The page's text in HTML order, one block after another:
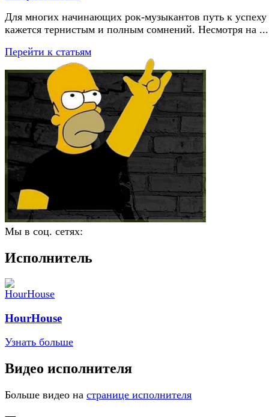
Для многих начинающих рок-музыкантов путь к успеху
кажется тернистым и полным сомнений. Несмотря на ...
Перейти к статьям
Мы в соц. сетях:
Исполнитель
HourHouse
Узнать больше
Видео исполнителя
Больше видео на странице исполнителя